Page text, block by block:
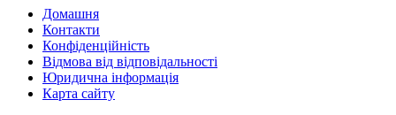
Домашня
Контакти
Конфіденційність
Відмова від відповідальності
Юридична інформація
Карта сайту